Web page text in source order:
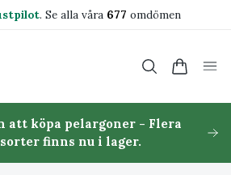
. Se alla våra 677 omdömen
att köpa pelargoner - Flera
finns nu i lager.